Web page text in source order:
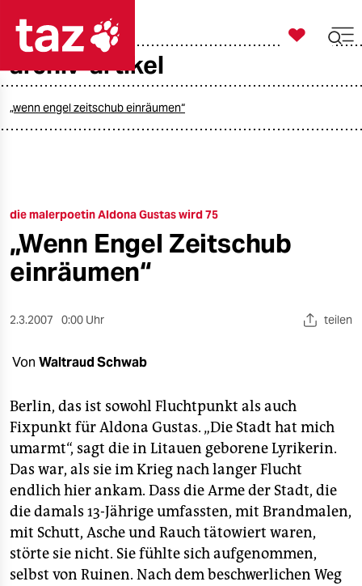
taz zahl ich
öko
gesellschaft
sport
berlin
nord
wahrheit
verlag
verlag
veranstaltungen
shop

taz zahl ich
archiv-artikel
„wenn engel zeitschub einräumen“
die malerpoetin Aldona Gustas wird 75
„Wenn Engel Zeitschub
einräumen“
2.3.2007 0:00 Uhr teilen
Von Waltraud Schwab
Berlin, das ist sowohl Fluchtpunkt als auch
Fixpunkt für Aldona Gustas. „Die Stadt hat mich
umarmt“, sagt die in Litauen geborene Lyrikerin.
Das war, als sie im Krieg nach langer Flucht
endlich hier ankam. Dass die Arme der Stadt, die
die damals 13-Jährige umfassten, mit Brandmalen,
mit Schutt, Asche und Rauch tätowiert waren,
störte sie nicht. Sie fühlte sich aufgenommen,
selbst von Ruinen. Nach dem beschwerlichen Weg